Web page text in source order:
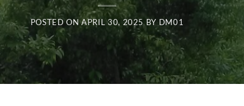
POSTED ONAPRIL 30, 2025 BY DM01